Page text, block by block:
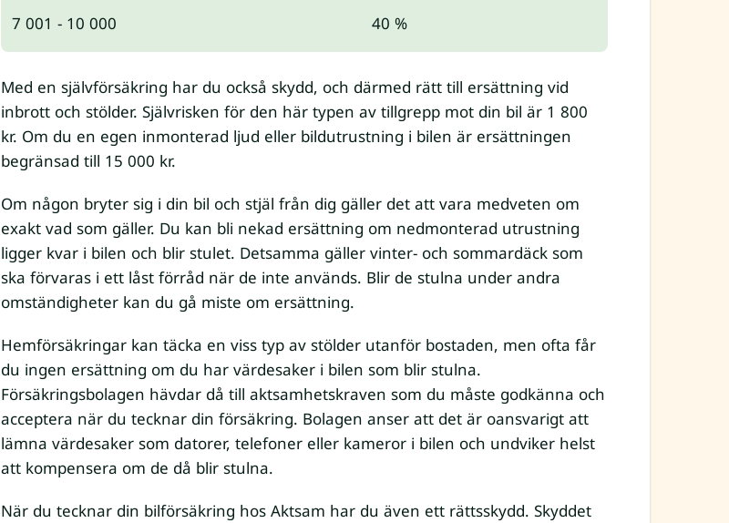
7 001 - 10 000 40 %
Med en självförsäkring har du också skydd, och därmed rätt till ersättning vid
inbrott och stölder. Självrisken för den här typen av tillgrepp mot din bil är 1 800
kr. Om du en egen inmonterad ljud eller bildutrustning i bilen är ersättningen
begränsad till 15 000 kr.
Om någon bryter sig i din bil och stjäl från dig gäller det att vara medveten om
exakt vad som gäller. Du kan bli nekad ersättning om nedmonterad utrustning
ligger kvar i bilen och blir stulet. Detsamma gäller vinter- och sommardäck som
ska förvaras i ett låst förråd när de inte används. Blir de stulna under andra
omständigheter kan du gå miste om ersättning.
Hemförsäkringar kan täcka en viss typ av stölder utanför bostaden, men ofta får
du ingen ersättning om du har värdesaker i bilen som blir stulna.
Försäkringsbolagen hävdar då till aktsamhetskraven som du måste godkänna och
acceptera när du tecknar din försäkring. Bolagen anser att det är oansvarigt att
lämna värdesaker som datorer, telefoner eller kameror i bilen och undviker helst
att kompensera om de då blir stulna.
När du tecknar din bilförsäkring hos Aktsam har du även ett rättsskydd. Skyddet